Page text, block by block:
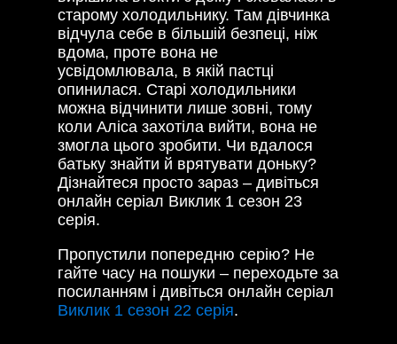
старому холодильнику. Там дівчинка
відчула себе в більшій безпеці, ніж
вдома, проте вона не
усвідомлювала, в якій пастці
опинилася. Старі холодильники
можна відчинити лише зовні, тому
коли Аліса захотіла вийти, вона не
змогла цього зробити. Чи вдалося
батьку знайти й врятувати доньку?
Дізнайтеся просто зараз – дивіться
онлайн серіал Виклик 1 сезон 23
серія.
Пропустили попередню серію? Не
гайте часу на пошуки – переходьте за
посиланням і дивіться онлайн серіал
Виклик 1 сезон 22 серія.